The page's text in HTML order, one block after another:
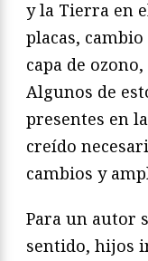
y la Tierra en
placas,
capa de
Algunos de
presentes en
creído
cambios y
Para un autor
sentido, hijos